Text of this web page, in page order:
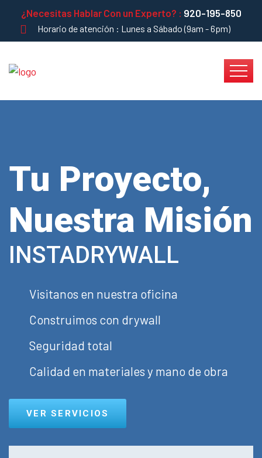
¿Necesitas Hablar Con un Experto? : 920-195-850
Horario de atención : Lunes a Sábado (9am - 6pm)
Tu Proyecto,
Nuestra Misión
INSTADRYWALL
Visitanos en nuestra oficina
Construimos con drywall
Seguridad total
Calidad en materiales y mano de obra
VER SERVICIOS